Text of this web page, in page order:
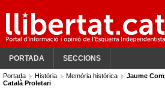
PORTADA SECCIONS
Portada Història Memòria històrica
Jaume
Català Proletari